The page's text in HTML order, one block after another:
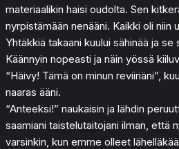
materiaalikin haisi oudolta. Sen
nyrpistämään nenääni. Kaikki oli niin
Yhtäkkiä takaani kuului sähinää ja
Käännyin nopeasti ja näin yössä
“Häivy! Tämä on minun reviiriäni”,
naaras ääni.
“Anteeksi!” naukaisin ja lähdin
saamiani taistelutaitojani ilman, että
varsinkin, kun emme olleet